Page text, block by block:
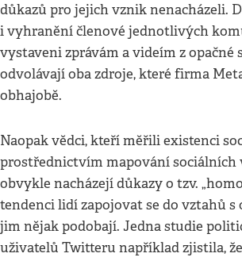
důkazů pro jejich vznik nenacházeli.
i vyhranění členové jednotlivých
vystaveni zprávám a videím z opačné
odvolávají oba zdroje, které firma
obhajobě.
Naopak vědci, kteří měřili existenci
prostřednictvím mapování sociálních
obvykle nacházejí důkazy o tzv.
tendenci lidí zapojovat se do vztahů s
jim nějak podobají. Jedna studie
uživatelů Twitteru například zjistila,